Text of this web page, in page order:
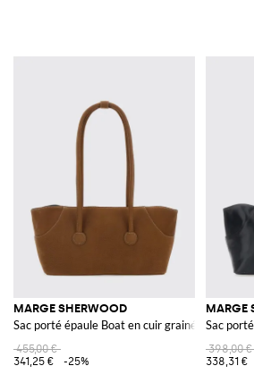
MARGE SHERWOOD
Sac porté épaule Boat en cuir grainé avec
455,00 €
341,25 €
-25%
MARGE
Sac
398,00 €
338,31 €